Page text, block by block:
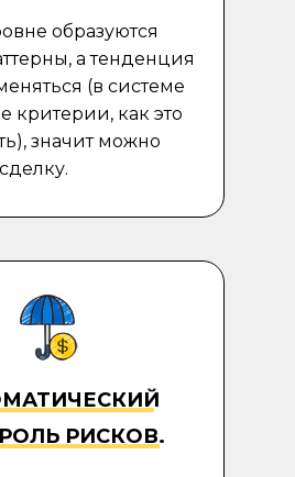
образуются
а тенденция
(в системе
критерии, как это
значит можно
РИСКОВ.